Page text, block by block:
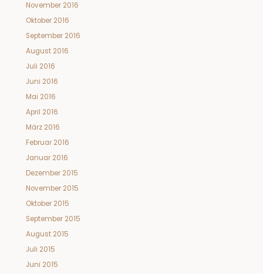
November 2016
Oktober 2016
September 2016
August 2016
Juli 2016
Juni 2016
Mai 2016
April 2016
März 2016
Februar 2016
Januar 2016
Dezember 2015
November 2015
Oktober 2015
September 2015
August 2015
Juli 2015
Juni 2015